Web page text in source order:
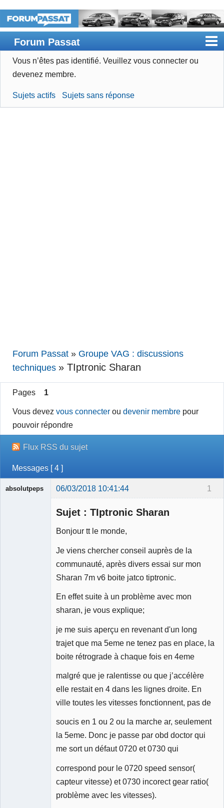
Forum Passat
Accueil
Devenir membre
Vous n’êtes pas identifié. Veuillez vous connecter ou
devenez membre.
Sujets actifs Sujets sans réponse
Forum Passat » Groupe VAG : discussions
techniques »TIptronic Sharan
Pages 1
Vous devezvous connecter oudevenir membre pour
pouvoir répondre
Flux RSS du sujet
Messages [ 4 ]
1
absolutpeps 06/03/2018 10:41:44
Sujet : TIptronic Sharan
Bonjour tt le monde,
Je viens chercher conseil auprès de la
communauté, après divers essai sur mon
Sharan 7m v6 boite jatco tiptronic.
En effet suite à un problème avec mon
sharan, je vous explique;
je me suis aperçu en revenant d'un long
trajet que ma 5eme ne tenez pas en place, la
boite rétrograde à chaque fois en 4eme
malgré que je ralentisse ou que j’accélère
elle restait en 4 dans les lignes droite. En
ville toutes les vitesses fonctionnent, pas de
soucis en 1 ou 2 ou la marche ar, seulement
la 5eme. Donc je passe par obd doctor qui
me sort un défaut 0720 et 0730 qui
correspond pour le 0720 speed sensor(
capteur vitesse) et 0730 incorect gear ratio(
problème avec les vitesses).